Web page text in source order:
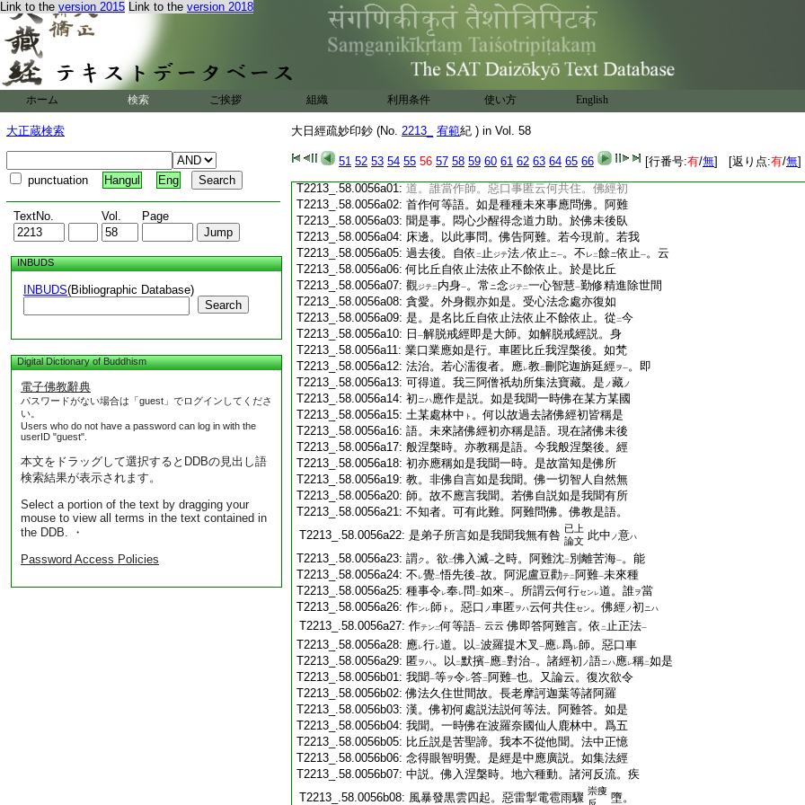
Link to the version 2015 Link to the version 2018
ホーム 検索 ご挨拶 組織 利用条件 使い方 English
大正蔵検索
punctuation Hangul Eng
TextNo. Vol. Page
INBUDS
INBUDS(Bibliographic Database)
Search
Digital Dictionary of Buddhism
電子佛教辭典
パスワードがない場合は「guest」でログインしてくださ
い。
Users who do not have a password can log in with the
userID "guest".
本文をドラッグして選択するとDDBの見出し語
検索結果が表示されます。
Select a portion of the text by dragging your
mouse to view all terms in the text contained in
the DDB. ・
Password Access Policies
大日經疏妙印鈔 (No. 2213_ 宥範紀 ) in Vol. 58
51 52 53 54 55 56 57 58 59 60 61 62 63 64 65 66 [行番号:有/無] [返り点:有/無]
T2213_.58.0055c20:問曰。有何等誠證。作如是説耶 答曰。依
T2213_.58.0055c21: 大論等立此義也
T2213_.58.0055c22:問曰。若爾出在何文耶 答曰。論第二云。如
T2213_.58.0055c23:
是我聞。是阿難等佛大弟子輩説。入佛法相
故名爲佛法。如佛般涅槃時。於倶夷那竭國
T2213_.58.0055c25:薩羅雙樹間。北首臥將入涅槃。爾時阿難親
T2213_.58.0055c26:屬愛未除未離欲故。心沒憂海不能自出。爾
T2213_.58.0055c27:時長老阿泥盧豆語阿難。汝守佛法藏人。不
T2213_.58.0055c28:應如凡人自沒憂悔。一切有爲法是無常相。
T2213_.58.0055c29:汝莫愁憂。又佛手付汝法。汝今愁悶失セハ 所
T2213_.58.0056a01: 道。誰當作師。惡口事匿云何共住。佛經初
T2213_.58.0056a02: 首作何等語。如是種種未來事應問佛。阿難
T2213_.58.0056a03: 聞是事。悶心少醒得念道力助。於佛未後臥
T2213_.58.0056a04: 床邊。以此事問。佛告阿難。若今現前。若我
T2213_.58.0056a05: 過去後。自依 二止 ジテ法ノ依止ニ一。不 レ 二餘ニ依止一。云
T2213_.58.0056a06:何比丘自依止法依止不餘依止。於是比丘
T2213_.58.0056a07: 觀ジテ二 内身一。常ニ念ジテ二一心智慧一勤修精進除世間
T2213_.58.0056a08: 貪愛。外身觀亦如是。受心法念處亦復如
T2213_.58.0056a09: 是。是名比丘自依止法依止不餘依止。從 二今
T2213_.58.0056a10: 日 一解脱戒經即是大師。如解脱戒經説。身
T2213_.58.0056a11: 業口業應如是行。車匿比丘我涅槃後。如梵
T2213_.58.0056a12: 法治。若心濡復者。應レ教二刪 陀迦旃延經ヲ一。即
T2213_.58.0056a13: 可得道。我三阿僧祇劫所集法寶藏。是 ノ藏ノ
T2213_.58.0056a14: 初ニハ應作是説。如是我聞一時佛在某方某國
T2213_.58.0056a15: 土某處林中 ト 。何以故過去諸佛經初皆稱是
T2213_.58.0056a16: 語。未來諸佛經初亦稱是語。現在諸佛未後
T2213_.58.0056a17: 般涅槃時。亦教稱是語。今我般涅槃後。經
T2213_.58.0056a18: 初亦應稱如是我聞一時。是故當知是佛所
T2213_.58.0056a19: 教。非佛自言如是我聞。佛一切智人自然無
T2213_.58.0056a20: 師。故不應言我聞。若佛自説如是我聞有所
T2213_.58.0056a21: 不知者。可有此難。阿難問佛。佛教是語。
T2213_.58.0056a22: 是弟子所言如是我聞我無有咎 已上
論文 此中 ノ意ハ
T2213_.58.0056a23: 謂ク 。欲 二佛入滅一之時。阿難沈二 別離苦海一。能
T2213_.58.0056a24: 不 レ覺二悟先後一故。阿泥盧豆勸テ二 阿難一未來種
T2213_.58.0056a25: 種事令レ奉レ問 二如來一。所謂云何行センレ道。誰ヲ當
T2213_.58.0056a26: 作ンレ師 ト 。惡口 ノ車匿ヲハ云何共住セン。佛經ノ初ニハ
T2213_.58.0056a27: 作テン二何等語一 云云 佛即答阿難言。依 二止正法一
T2213_.58.0056a28: 應レ行レ道。以 二波羅提木叉 一應レ爲レ師。惡口車
T2213_.58.0056a29: 匿ヲハ。以 二默擯一應二對治一。諸經初 ノ語ニハ應レ稱二如是
T2213_.58.0056b01: 我聞一等ヲ令レ答二 阿難一也。又論云。復次欲令
T2213_.58.0056b02:佛法久住世間故。長老摩訶迦葉等諸阿羅
T2213_.58.0056b03: 漢。佛初何處説法説何等法。阿難答。如是
T2213_.58.0056b04: 我聞。一時佛在波羅奈國仙人鹿林中。爲五
T2213_.58.0056b05: 比丘説是苦聖諦。我本不從他聞。法中正憶
T2213_.58.0056b06: 念得眼智明覺。是經是中應廣説。如集法經
T2213_.58.0056b07: 中説。佛入涅槃時。地六種動。諸河反流。疾
T2213_.58.0056b08: 風暴發黒雲四起。惡雷掣電雹雨驟 崇痩 墮。